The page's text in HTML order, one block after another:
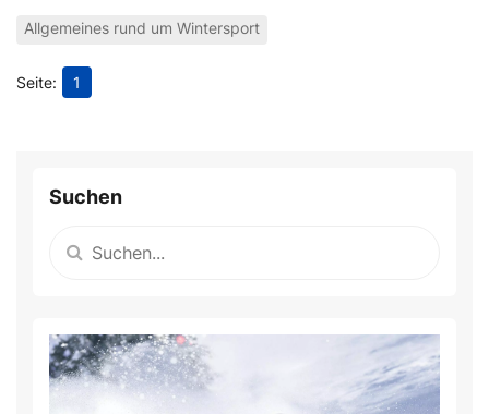
Allgemeines rund um Wintersport
1
Suchen